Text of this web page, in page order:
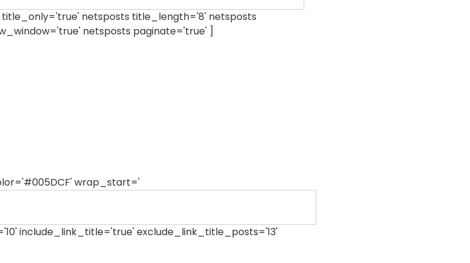
title_only='true' netsposts title_length='8' netsposts
netsposts paginate='true' ]
wrap_start='
include_link_title='true' exclude_link_title_posts='13'